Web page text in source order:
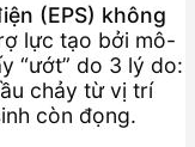
(EPS) không
lực tạo bởi mô-
“ướt” do 3 lý do:
chảy từ vị trí
còn đọng.